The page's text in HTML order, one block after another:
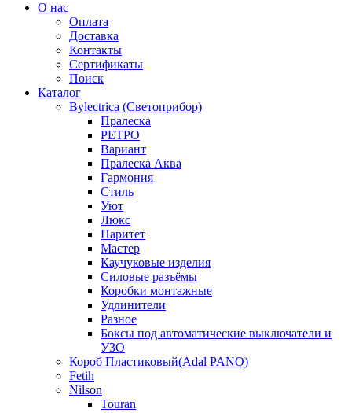
О нас
Оплата
Доставка
Контакты
Сертификаты
Поиск
Каталог
Bylectrica (Светоприбор)
Пралеска
РЕТРО
Вариант
Пралеска Аква
Гармония
Стиль
Уют
Люкс
Паритет
Мастер
Каучуковые изделия
Силовые разъёмы
Коробки монтажные
Удлинители
Разное
Боксы под автоматические выключатели и
УЗО
Короб Пластиковый(Adal PANO)
Fetih
Nilson
Touran